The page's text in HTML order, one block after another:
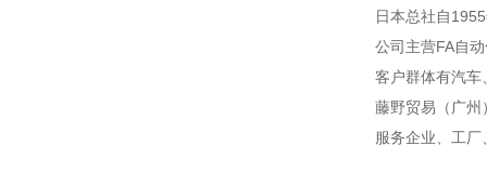
日本总社自
公司主营FA自
客户群体有汽车
藤野贸易（广州
服务企业、工